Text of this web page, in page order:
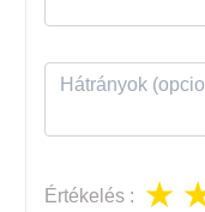
Értékelés :